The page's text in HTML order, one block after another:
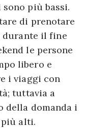
più bassi.
di prenotare
il fine
le persone
libero e
i viaggi con
tuttavia a
della domanda i
alti.